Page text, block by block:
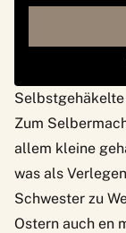
Selbstgehäkelte
Zum
allem kleine
was als
Schwester zu
Ostern auch en